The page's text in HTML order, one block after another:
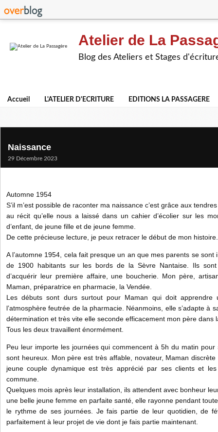
Atelier de La
Blog des Ateliers et Stages
Accueil L'ATELIER D'ECRITURE EDITIONS LA PASSAGERE
Naissance
29 Décembre 2023
Automne 1954
S’il m’est possible de raconter ma naissance c’est grâce aux
au récit qu’elle nous a laissé dans un cahier d’écolier sur les
d’enfant, de jeune fille et de jeune femme.
De cette précieuse lecture, je peux retracer le début de mon
A l’automne 1954, cela fait presque un an que mes parents se
de 1900 habitants sur les bords de la Sèvre Nantaise. Ils
d’acquérir leur première affaire, une boucherie. Mon père,
Maman, préparatrice en pharmacie, la Vendée.
Les débuts sont durs surtout pour Maman qui doit apprendre
l’atmosphère feutrée de la pharmacie. Néanmoins, elle s’adapte à
détermination et très vite elle seconde efficacement mon père dans
Tous les deux travaillent énormément.
Peu leur importe les journées qui commencent à 5h du matin
sont heureux. Mon père est très affable, novateur, Maman
jeune couple dynamique est très apprécié par ses clients et
commune.
Quelques mois après leur installation, ils attendent avec bonheur
une belle jeune femme en parfaite santé, elle rayonne pendant
le rythme de ses journées. Je fais partie de leur quotidien, de
parfaitement à leur projet de vie dont je fais partie maintenant.